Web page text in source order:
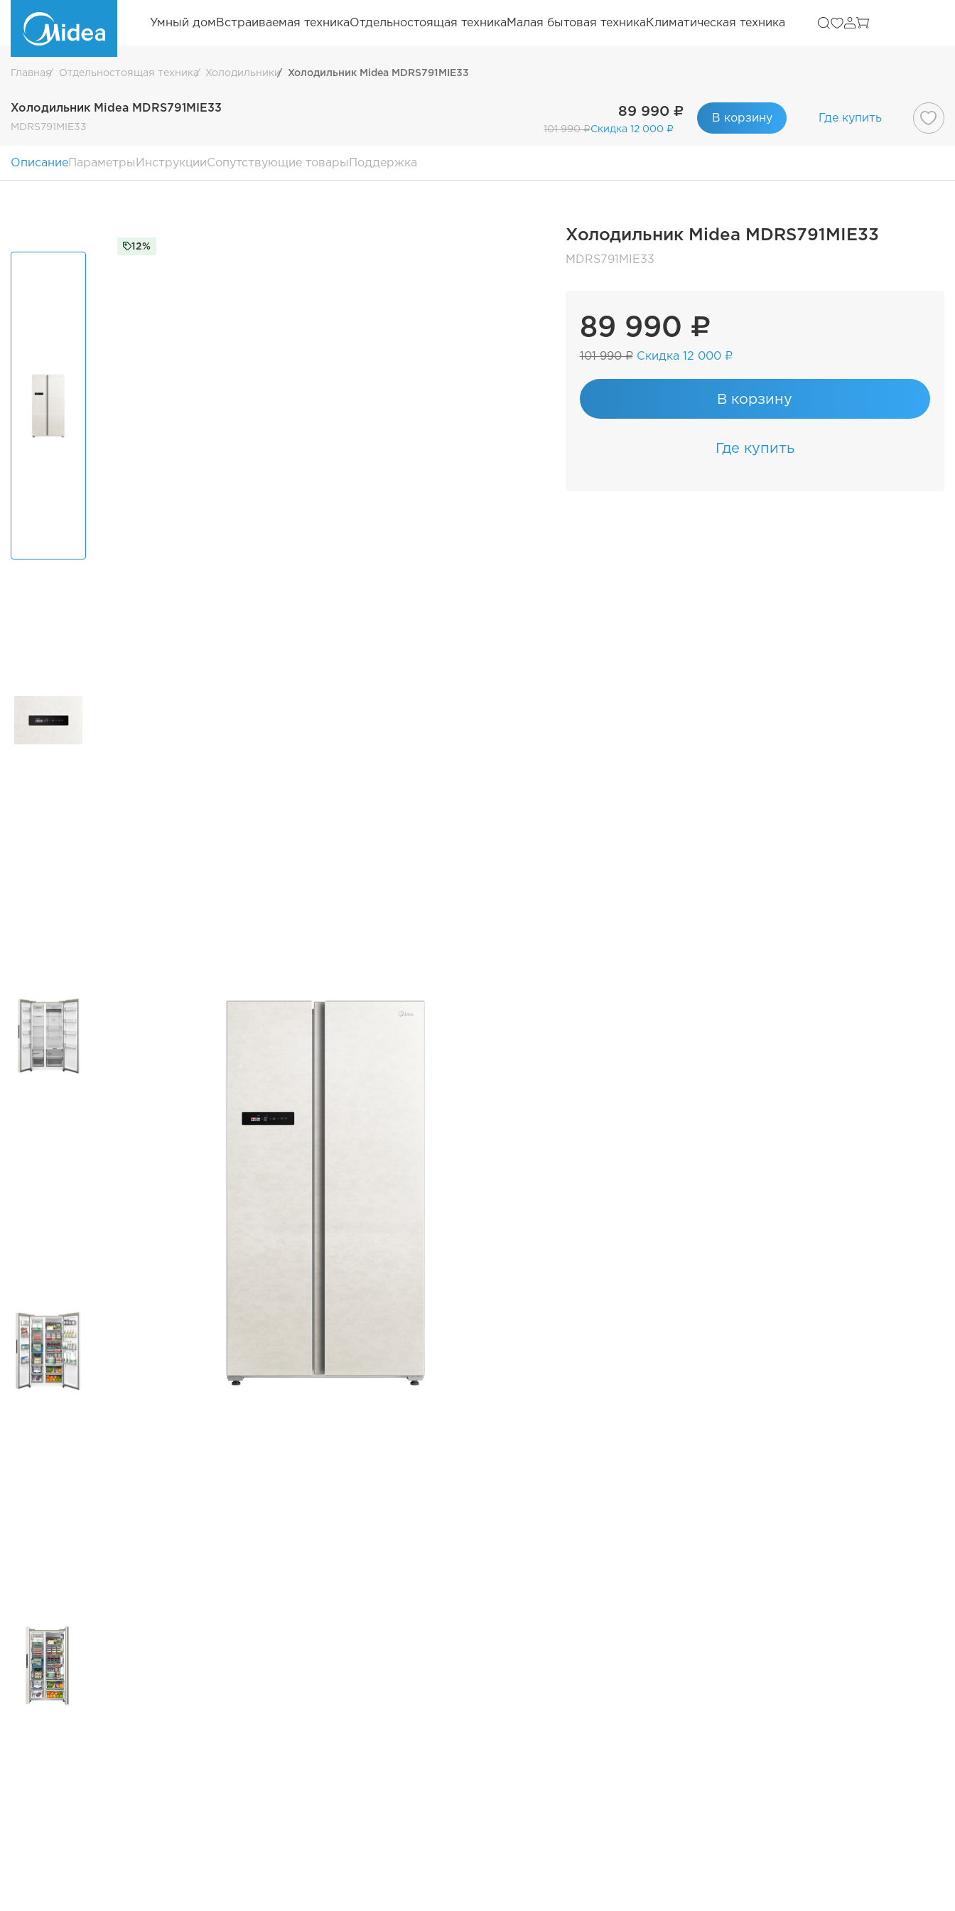
Умный домВстраиваемая техникаОтдельностоящая техникаМалая бытовая техникаКлиматическая техника
Главная Отдельностоящая техника Холодильники Холодильник Midea MDRS791MIE33
Холодильник Midea MDRS791MIE33
MDRS791MIE33
89 990 ₽
101 990 ₽Скидка 12 000 ₽
В корзину Где купить
ОписаниеПараметрыИнструкцииСопутствующие товарыПоддержка
12%
Холодильник Midea MDRS791MIE33
MDRS791MIE33
89 990 ₽
101 990 ₽ Скидка 12 000 ₽
В корзину
Где купить